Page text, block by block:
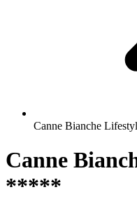
Canne Bianche
Canne
*****